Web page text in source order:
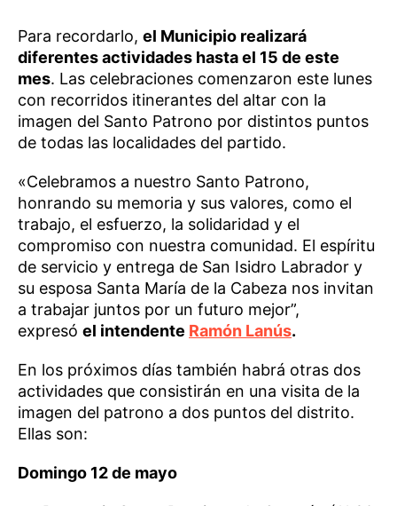
Para recordarlo, el Municipio realizará
diferentes actividades hasta el 15 de este
mes. Las celebraciones comenzaron este lunes
con recorridos itinerantes del altar con la
imagen del Santo Patrono por distintos puntos
de todas las localidades del partido.
«Celebramos a nuestro Santo Patrono,
honrando su memoria y sus valores, como el
trabajo, el esfuerzo, la solidaridad y el
compromiso con nuestra comunidad. El espíritu
de servicio y entrega de San Isidro Labrador y
su esposa Santa María de la Cabeza nos invitan
a trabajar juntos por un futuro mejor”,
expresó el intendente Ramón Lanús.
En los próximos días también habrá otras dos
actividades que consistirán en una visita de la
imagen del patrono a dos puntos del distrito.
Ellas son:
Domingo 12 de mayo